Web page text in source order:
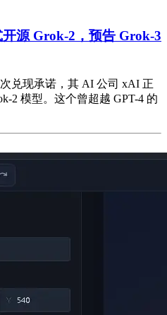
源 Grok-2，预告 Grok-3
兑现承诺，其 AI 公司 xAI 正
2 模型。这个曾超越 GPT-4 的